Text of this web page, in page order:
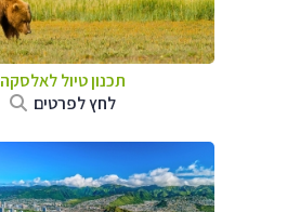
תכנון טיול לאלסקה
לחץ לפרטים